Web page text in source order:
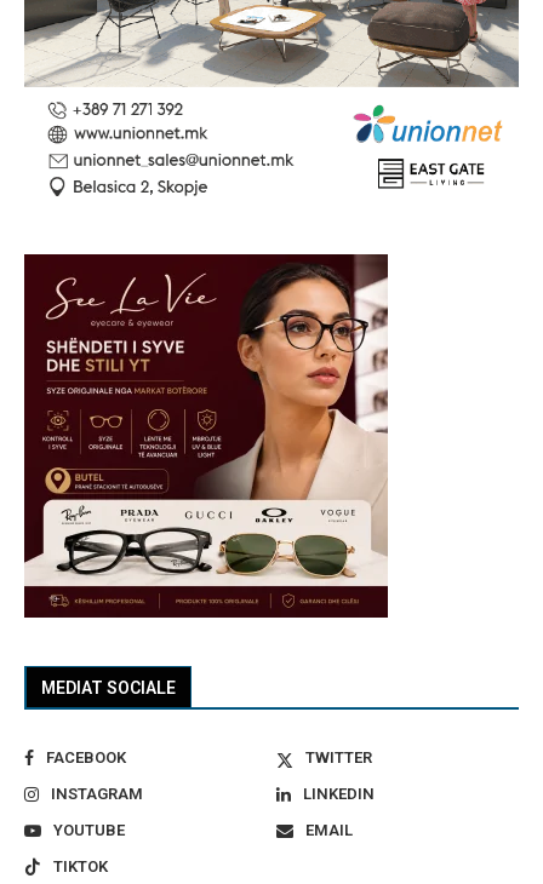
MEDIAT SOCIALE
FACEBOOK
TWITTER
INSTAGRAM
LINKEDIN
YOUTUBE
EMAIL
TIKTOK